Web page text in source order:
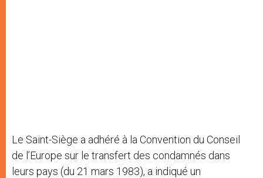
Le Saint-Siège a adhéré à la Convention du Conseil
de l’Europe sur le transfert des condamnés dans
leurs pays (du 21 mars 1983), a indiqué un